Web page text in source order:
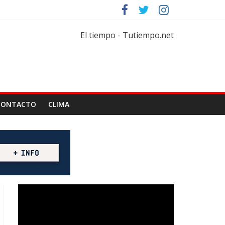
El tiempo - Tutiempo.net
CLIMA